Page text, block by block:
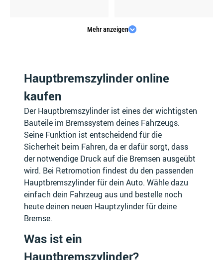
PEUGEOT PORSCHE
RENAULT VW
ABARTH
Mehr anzeigen
Hauptbremszylinder online
kaufen
Der Hauptbremszylinder ist eines der wichtigsten
Bauteile im Bremssystem deines Fahrzeugs.
Seine Funktion ist entscheidend für die
Sicherheit beim Fahren, da er dafür sorgt, dass
der notwendige Druck auf die Bremsen ausgeübt
wird. Bei Retromotion findest du den passenden
Hauptbremszylinder für dein Auto. Wähle dazu
einfach dein Fahrzeug aus und bestelle noch
heute deinen neuen Hauptzylinder für deine
Bremse.
Was ist ein
Hauptbremszylinder?